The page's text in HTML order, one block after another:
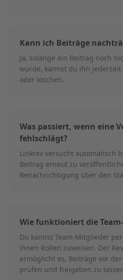
Kann ich Beiträge
Ja, solange ein Beitrag noch
wurde, kannst du ihn
oder löschen.
Was passiert, wenn eine
fehlschlägt?
Linkrex versucht automatisch
Beitrag erneut zu
Benachrichtigung über den
Wie funktioniert die
Du kannst Team-Mitglieder
ihnen Rollen zuweisen. Der
ermöglicht es, Beiträge vor
prüfen und freigeben zu